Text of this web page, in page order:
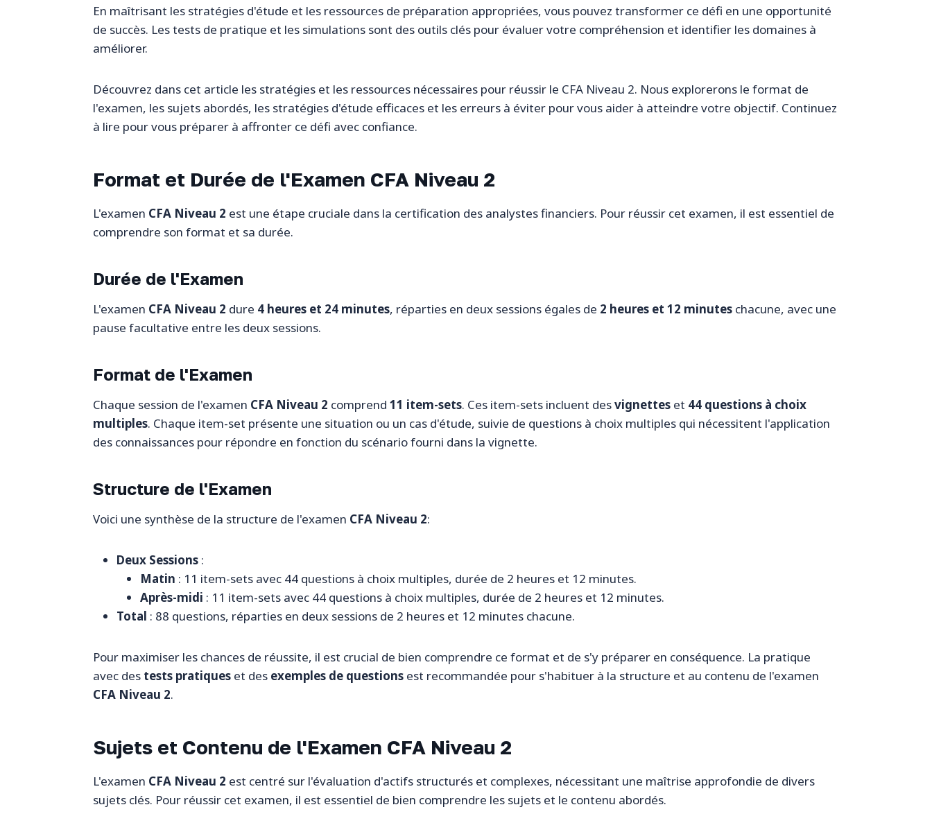
En maîtrisant les stratégies d'étude et les ressources de préparation appropriées, vous pouvez transformer ce défi en une opportunité
de succès. Les tests de pratique et les simulations sont des outils clés pour évaluer votre compréhension et identifier les domaines à
améliorer.
Découvrez dans cet article les stratégies et les ressources nécessaires pour réussir le CFA Niveau 2. Nous explorerons le format de
l'examen, les sujets abordés, les stratégies d'étude efficaces et les erreurs à éviter pour vous aider à atteindre votre objectif. Continuez
à lire pour vous préparer à affronter ce défi avec confiance.
Format et Durée de l'Examen CFA Niveau 2
L'examen CFA Niveau 2 est une étape cruciale dans la certification des analystes financiers. Pour réussir cet examen, il est essentiel de
comprendre son format et sa durée.
Durée de l'Examen
L'examen CFA Niveau 2 dure 4 heures et 24 minutes, réparties en deux sessions égales de 2 heures et 12 minutes chacune, avec une
pause facultative entre les deux sessions.
Format de l'Examen
Chaque session de l'examen CFA Niveau 2 comprend11 item-sets. Ces item-sets incluent desvignettes et 44 questions à choix
multiples. Chaque item-set présente une situation ou un cas d'étude, suivie de questions à choix multiples qui nécessitent l'application
des connaissances pour répondre en fonction du scénario fourni dans la vignette.
Structure de l'Examen
Voici une synthèse de la structure de l'examen CFA Niveau 2:
Deux Sessions :
Matin : 11 item-sets avec 44 questions à choix multiples, durée de 2 heures et 12 minutes.
Après-midi : 11 item-sets avec 44 questions à choix multiples, durée de 2 heures et 12 minutes.
Total : 88 questions, réparties en deux sessions de 2 heures et 12 minutes chacune.
Pour maximiser les chances de réussite, il est crucial de bien comprendre ce format et de s'y préparer en conséquence. La pratique
avec des tests pratiques et des exemples de questions est recommandée pour s'habituer à la structure et au contenu de l'examen
CFA Niveau 2.
Sujets et Contenu de l'Examen CFA Niveau 2
L'examen CFA Niveau 2 est centré sur l'évaluation d'actifs structurés et complexes, nécessitant une maîtrise approfondie de divers
sujets clés. Pour réussir cet examen, il est essentiel de bien comprendre les sujets et le contenu abordés.